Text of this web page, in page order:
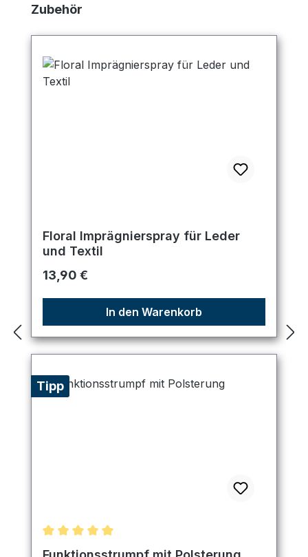
Produktgalerie überspringen
Zubehör
Floral Imprägnierspray für Leder
und Textil
Regulärer Preis:
13,90 €
In den Warenkorb
Tipp
Durchschnittliche Bewertung von 5 von 5 Sternen